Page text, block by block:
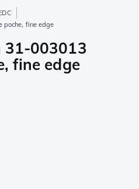
poche, fine edge
31-003013
fine edge